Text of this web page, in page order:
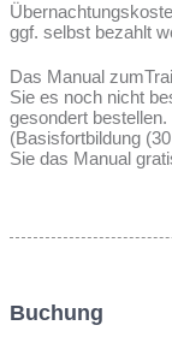
ggf. selbst bezahlt
Das Manual
Sie es noch nicht
gesondert
(Basisfortbildung
Sie das Manual
Buchung